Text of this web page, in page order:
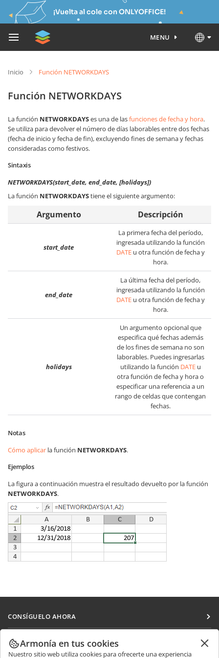
¡Vuelta al cole con ONLYOFFICE!
MENU
Inicio Función NETWORKDAYS
Función NETWORKDAYS
La función NETWORKDAYSes una de lasfunciones de fecha y hora.
Se utiliza para devolver el número de días laborables entre dos fechas
(fecha de inicio y fecha de fin), excluyendo fines de semana y fechas
consideradas como festivos.
Sintaxis
NETWORKDAYS(start_date, end_date, [holidays])
La función NETWORKDAYStiene el siguiente argumento:
Argumento Descripción
start_date
La primera fecha del período,
ingresada utilizando la función
DATEu otra función de fecha y
hora.
end_date
La última fecha del período,
ingresada utilizando la función
DATEu otra función de fecha y
hora.
holidays
Un argumento opcional que
especifica qué fechas además
de los fines de semana no son
laborables. Puedes ingresarlas
utilizando la función DATEu
otra función de fecha y hora o
especificar una referencia a un
rango de celdas que contengan
fechas.
Notas
Cómo aplicar la función NETWORKDAYS.
Ejemplos
La figura a continuación muestra el resultado devuelto por la función
NETWORKDAYS.
CONSÍGUELO AHORA
Docs
DocSpace
COLABORAR
Para colaboradores
Armonía en tus cookies
Nuestro sitio web utiliza cookies para ofrecerte una experiencia